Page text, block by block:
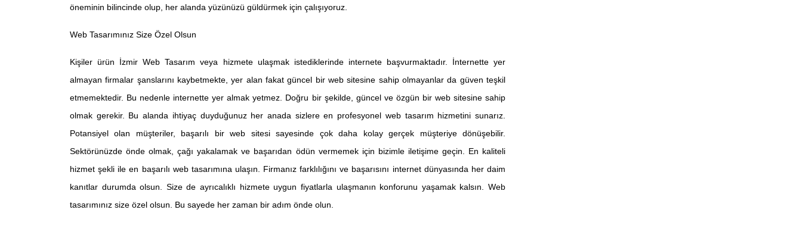
öneminin bilincinde olup, her alanda yüzünüzü güldürmek için çalışıyoruz.
Web Tasarımınız Size Özel Olsun
Kişiler ürün İzmir Web Tasarım veya hizmete ulaşmak istediklerinde internete başvurmaktadır. İnternette yer
almayan firmalar şanslarını kaybetmekte, yer alan fakat güncel bir web sitesine sahip olmayanlar da güven teşkil
etmemektedir. Bu nedenle internette yer almak yetmez. Doğru bir şekilde, güncel ve özgün bir web sitesine sahip
olmak gerekir. Bu alanda ihtiyaç duyduğunuz her anada sizlere en profesyonel web tasarım hizmetini sunarız.
Potansiyel olan müşteriler, başarılı bir web sitesi sayesinde çok daha kolay gerçek müşteriye dönüşebilir.
Sektörünüzde önde olmak, çağı yakalamak ve başarıdan ödün vermemek için bizimle iletişime geçin. En kaliteli
hizmet şekli ile en başarılı web tasarımına ulaşın. Firmanız farklılığını ve başarısını internet dünyasında her daim
kanıtlar durumda olsun. Size de ayrıcalıklı hizmete uygun fiyatlarla ulaşmanın konforunu yaşamak kalsın. Web
tasarımınız size özel olsun. Bu sayede her zaman bir adım önde olun.